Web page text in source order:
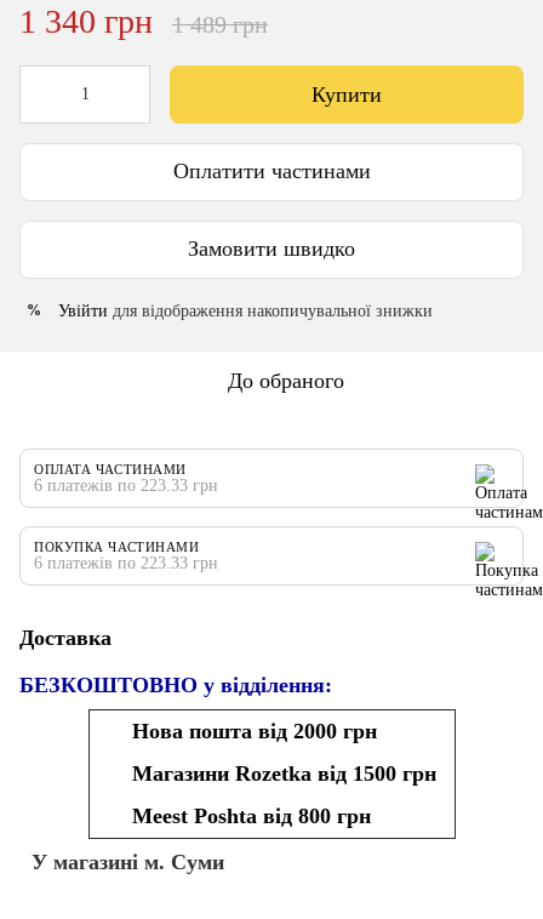
1 340 грн 1 489 грн
Купити
Оплатити частинами
Замовити швидко
% Увійти для відображення накопичувальної знижки
До обраного
ОПЛАТА ЧАСТИНАМИ
6 платежів по 223.33 грн
ПОКУПКА ЧАСТИНАМИ
6 платежів по 223.33 грн
Доставка
БЕЗКОШТОВНО у відділення:
Нова пошта від 2000 грн
Магазини Rozetka від 1500 грн
Meest Poshta від 800 грн
У магазині м. Суми